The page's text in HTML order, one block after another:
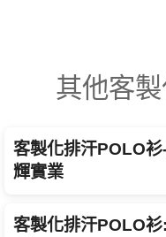
其他客
客製化排汗POLO衫
輝實業
客製化排汗POLO